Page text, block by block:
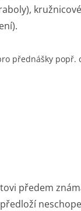
přednášky popř.
předem